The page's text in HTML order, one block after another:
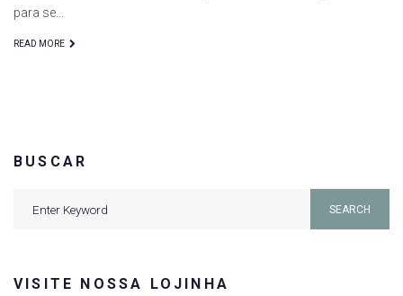
para se…
READ MORE
BUSCAR
SEARCH
VISITE NOSSA LOJINHA